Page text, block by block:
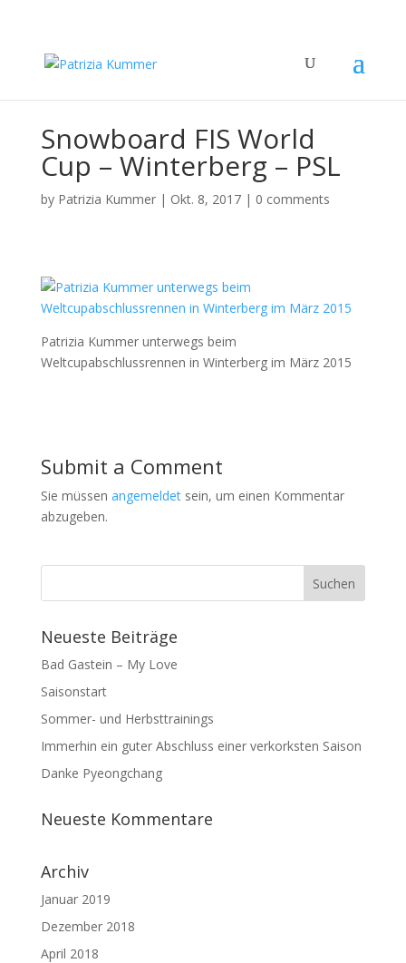
Snowboard FIS World
Cup – Winterberg – PSL
by Patrizia Kummer| Okt. 8, 2017| 0 comments
Patrizia Kummer unterwegs beim
Weltcupabschlussrennen in Winterberg im März 2015
Submit a Comment
Sie müssen angemeldetsein, um einen Kommentar
abzugeben.
Neueste Beiträge
Bad Gastein – My Love
Saisonstart
Sommer- und Herbsttrainings
Immerhin ein guter Abschluss einer verkorksten Saison
Danke Pyeongchang
Neueste Kommentare
Archiv
Januar 2019
Dezember 2018
April 2018